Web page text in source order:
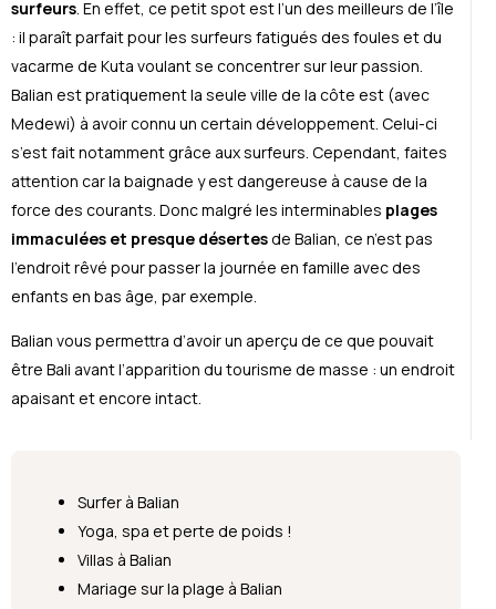
surfeurs. En effet, ce petit spot est l’un des meilleurs de l’île
: il paraît parfait pour les surfeurs fatigués des foules et du
vacarme de Kuta voulant se concentrer sur leur passion.
Balian est pratiquement la seule ville de la côte est (avec
Medewi) à avoir connu un certain développement. Celui-ci
s’est fait notamment grâce aux surfeurs. Cependant, faites
attention car la baignade y est dangereuse à cause de la
force des courants. Donc malgré les interminables plages
immaculées et presque désertesde Balian, ce n’est pas
l’endroit rêvé pour passer la journée en famille avec des
enfants en bas âge, par exemple.
Balian vous permettra d’avoir un aperçu de ce que pouvait
être Bali avant l’apparition du tourisme de masse : un endroit
apaisant et encore intact.
Surfer à Balian
Yoga, spa et perte de poids !
Villas à Balian
Mariage sur la plage à Balian